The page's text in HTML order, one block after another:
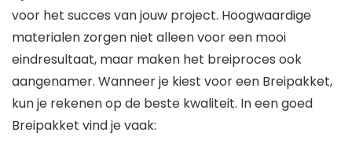
voor het succes van jouw project. Hoogwaardige
materialen zorgen niet alleen voor een mooi
eindresultaat, maar maken het breiproces ook
aangenamer. Wanneer je kiest voor een Breipakket,
kun je rekenen op de beste kwaliteit. In een goed
Breipakket vind je vaak: